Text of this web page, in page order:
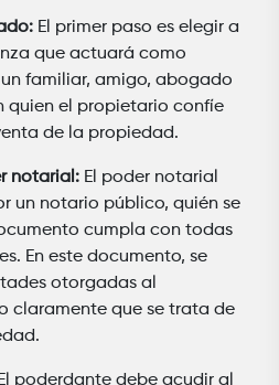
El primer paso es elegir a
que actuará como
familiar, amigo, abogado
quien el propietario confíe
de la propiedad.
notarial: El poder notarial
un notario público, quién se
cumpla con todas
En este documento, se
otorgadas al
claramente que se trata de
El poderdante debe acudir al